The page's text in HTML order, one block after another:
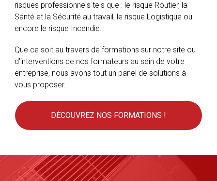
risques professionnels tels que : le risque Routier, la
Santé et la Sécurité au travail, le risque Logistique ou
encore le risque Incendie.
Que ce soit au travers de formations sur notre site ou
d'interventions de nos formateurs au sein de votre
entreprise, nous avons tout un panel de solutions à
vous proposer.
DÉCOUVREZ NOS FORMATIONS !